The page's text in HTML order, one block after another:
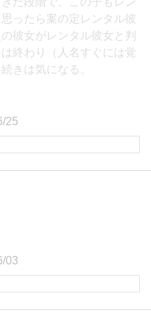
ったら案の定レンタル彼
彼女がレンタル彼女と判
終わり（人名すぐには覚
きは気になる。
25
03